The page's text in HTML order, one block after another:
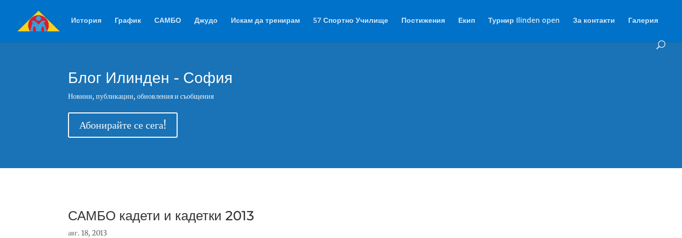
История График САМБО Джудо Искам да тренирам 57 Спортно Училище Постижения Екип Турнир Ilinden open За контакти Галерия
Блог Илинден - София
Новини, публикации, обновления и съобщения
Абонирайте се сега!
САМБО кадети и кадетки 2013
авг. 18, 2013